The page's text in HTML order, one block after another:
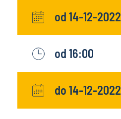
od 14-12-2022
od 16:00
do 14-12-2022